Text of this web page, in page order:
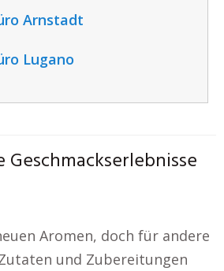
Arnstadt
Lugano
Geschmackserlebnisse
Aromen, doch für andere
und Zubereitungen